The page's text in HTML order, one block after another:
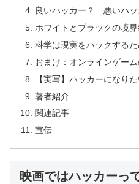
良いハッカー？ 悪いハッ
ホワイトとブラックの境界
科学は現実をハックする
おまけ：オンラインゲー
【実写】ハッカーになり
著者紹介
関連記事
宣伝
映画ではハッカーっ